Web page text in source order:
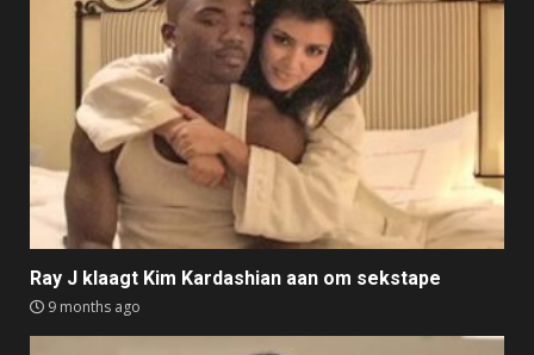
Ray J klaagt Kim Kardashian aan om sekstape
9 months ago